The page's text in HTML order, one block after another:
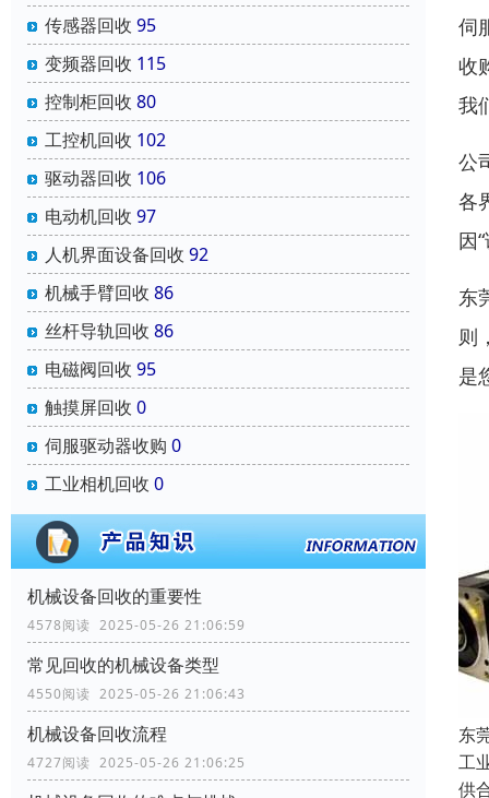
传感器回收 95
变频器回收 115
控制柜回收 80
工控机回收 102
驱动器回收 106
电动机回收 97
人机界面设备回收 92
机械手臂回收 86
丝杆导轨回收 86
电磁阀回收 95
触摸屏回收 0
伺服驱动器收购 0
工业相机回收 0
机械设备回收的重要性
4578阅读 2025-05-26 21:06:59
常见回收的机械设备类型
4550阅读 2025-05-26 21:06:43
机械设备回收流程
4727阅读 2025-05-26 21:06:25
伺
收
我
公
各
因
东
则
是
东
工
供